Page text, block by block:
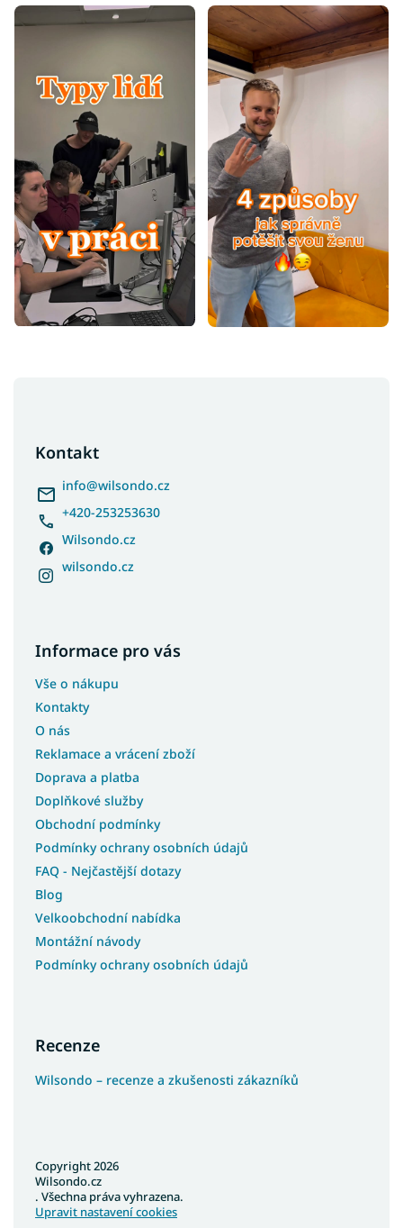
Kontakt
info@wilsondo.cz
+420-253253630
Wilsondo.cz
wilsondo.cz
Informace pro vás
Vše o nákupu
Kontakty
O nás
Reklamace a vrácení zboží
Doprava a platba
Doplňkové služby
Obchodní podmínky
Podmínky ochrany osobních údajů
FAQ - Nejčastější dotazy
Blog
Velkoobchodní nabídka
Montážní návody
Podmínky ochrany osobních údajů
Recenze
Wilsondo – recenze a zkušenosti zákazníků
Copyright 2026
Wilsondo.cz
. Všechna práva vyhrazena.
Upravit nastavení cookies